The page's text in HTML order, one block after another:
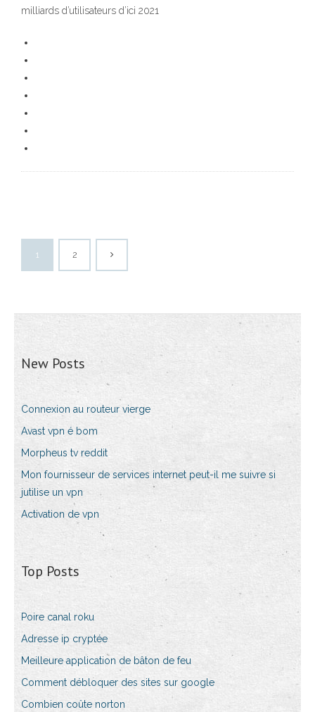
milliards d’utilisateurs d’ici 2021
1 2
New Posts
Connexion au routeur vierge
Avast vpn é bom
Morpheus tv reddit
Mon fournisseur de services internet peut-il me suivre si
jutilise un vpn
Activation de vpn
Top Posts
Poire canal roku
Adresse ip cryptée
Meilleure application de bâton de feu
Comment débloquer des sites sur google
Combien coûte norton